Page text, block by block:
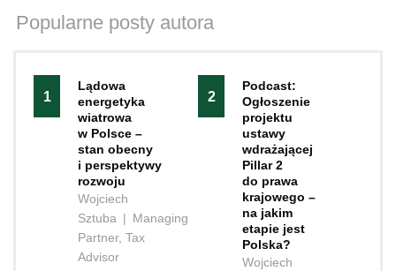
Popularne posty autora
1
Lądowa
energetyka
wiatrowa
w Polsce –
stan obecny
i perspektywy
rozwoju
Wojciech
Sztuba | Managing
Partner, Tax
Advisor
2
Podcast:
Ogłoszenie
projektu
ustawy
wdrażającej
Pillar 2
do prawa
krajowego –
na jakim
etapie jest
Polska?
Wojciech